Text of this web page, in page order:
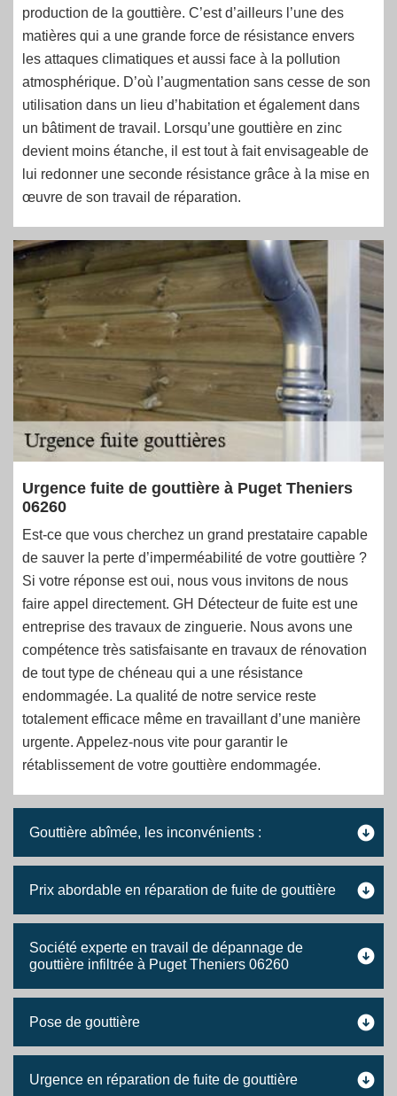
production de la gouttière. C’est d’ailleurs l’une des
matières qui a une grande force de résistance envers
les attaques climatiques et aussi face à la pollution
atmosphérique. D’où l’augmentation sans cesse de son
utilisation dans un lieu d’habitation et également dans
un bâtiment de travail. Lorsqu’une gouttière en zinc
devient moins étanche, il est tout à fait envisageable de
lui redonner une seconde résistance grâce à la mise en
œuvre de son travail de réparation.
Urgence fuite de gouttière à Puget Theniers
06260
Est-ce que vous cherchez un grand prestataire capable
de sauver la perte d’imperméabilité de votre gouttière ?
Si votre réponse est oui, nous vous invitons de nous
faire appel directement. GH Détecteur de fuite est une
entreprise des travaux de zinguerie. Nous avons une
compétence très satisfaisante en travaux de rénovation
de tout type de chéneau qui a une résistance
endommagée. La qualité de notre service reste
totalement efficace même en travaillant d’une manière
urgente. Appelez-nous vite pour garantir le
rétablissement de votre gouttière endommagée.
Gouttière abîmée, les inconvénients :
Prix abordable en réparation de fuite de gouttière
Société experte en travail de dépannage de
gouttière infiltrée à Puget Theniers 06260
Pose de gouttière
Urgence en réparation de fuite de gouttière